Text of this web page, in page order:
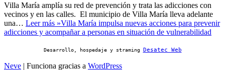
Villa María amplía su red de prevención y trata las adicciones con
vecinos y en las calles. El municipio de Villa María lleva adelante
una… Leer más »Villa María impulsa nuevas acciones para prevenir
adicciones y acompañar a personas en situación de vulnerabilidad
Desarrollo, hospedaje y straming Desatec Web
Neve | Funciona gracias a WordPress